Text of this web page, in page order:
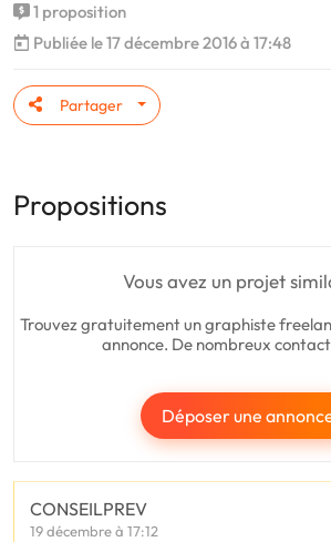
1 proposition
Publiée le 17 décembre 2016 à 17:48
Partager
Propositions
Vous avez un projet
Trouvez gratuitement un graphiste
annonce. De nombreux
Déposer une
CONSEILPREV
19 décembre à 17:12